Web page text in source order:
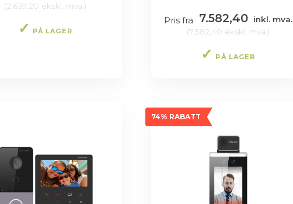
(2.639,20 ekskl. mva. )
PÅ LAGER
Pris fra 7.582,40
inkl. mva.
(7.582,40 ekskl. mva.)
PÅ LAGER
74% RABATT